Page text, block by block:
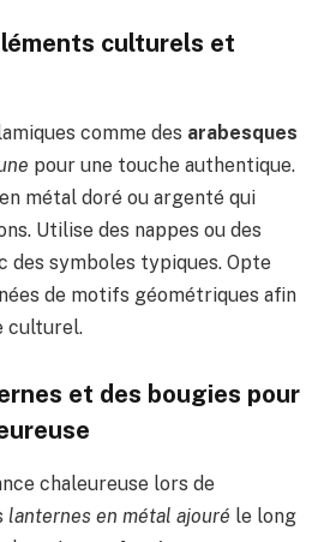
culturels et
comme des arabesques
pour une touche authentique.
métal doré ou argenté qui
Utilise des nappes ou des
des symboles typiques. Opte
de motifs géométriques afin
culturel.
et des bougies pour
chaleureuse lors de
lanternes en métal ajouré le long